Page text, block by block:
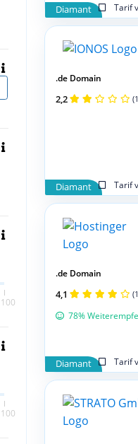
100
100
Diamant Tarif
Diamant Tarif
.de Domain
2,2
Diamant Tarif
.de Domain
4,1
78%